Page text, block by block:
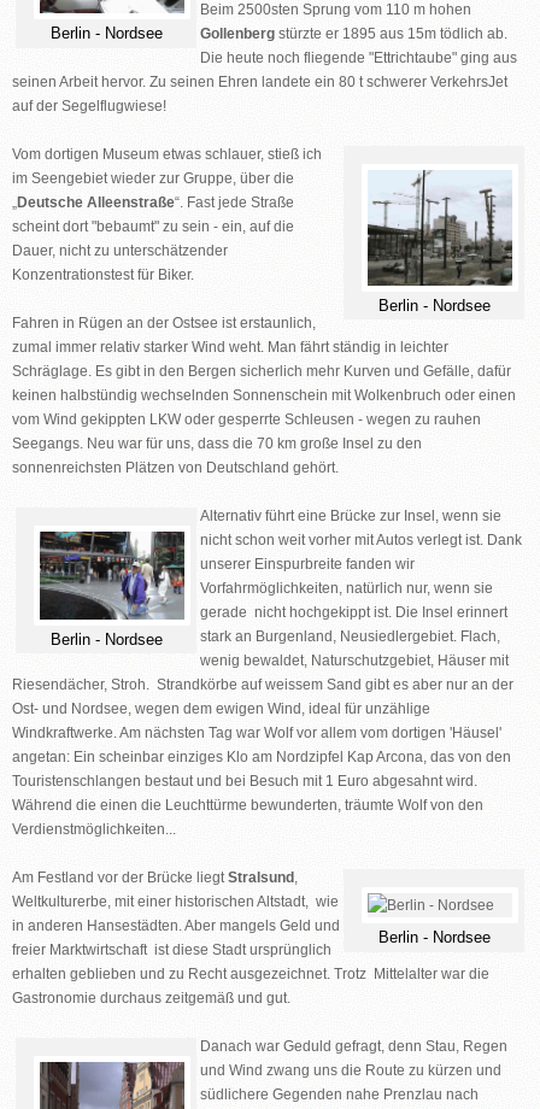
Berlin - Nordsee
Beim 2500sten Sprung vom 110 m hohen
Gollenberg stürzte er 1895 aus 15m tödlich ab.
Die heute noch fliegende "Ettrichtaube" ging aus
seinen Arbeit hervor. Zu seinen Ehren landete ein 80 t schwerer VerkehrsJet
auf der Segelflugwiese!
Berlin - Nordsee
Vom dortigen Museum etwas schlauer, stieß ich
im Seengebiet wieder zur Gruppe, über die
„Deutsche Alleenstraße“. Fast jede Straße
scheint dort "bebaumt" zu sein - ein, auf die
Dauer, nicht zu unterschätzender
Konzentrationstest für Biker.
Fahren in Rügen an der Ostsee ist erstaunlich,
zumal immer relativ starker Wind weht. Man fährt ständig in leichter
Schräglage. Es gibt in den Bergen sicherlich mehr Kurven und Gefälle, dafür
keinen halbstündig wechselnden Sonnenschein mit Wolkenbruch oder einen
vom Wind gekippten LKW oder gesperrte Schleusen - wegen zu rauhen
Seegangs. Neu war für uns, dass die 70 km große Insel zu den
sonnenreichsten Plätzen von Deutschland gehört.
Berlin - Nordsee
Alternativ führt eine Brücke zur Insel, wenn sie
nicht schon weit vorher mit Autos verlegt ist. Dank
unserer Einspurbreite fanden wir
Vorfahrmöglichkeiten, natürlich nur, wenn sie
gerade nicht hochgekippt ist. Die Insel erinnert
stark an Burgenland, Neusiedlergebiet. Flach,
wenig bewaldet, Naturschutzgebiet, Häuser mit
Riesendächer, Stroh. Strandkörbe auf weissem Sand gibt es aber nur an der
Ost- und Nordsee, wegen dem ewigen Wind, ideal für unzählige
Windkraftwerke. Am nächsten Tag war Wolf vor allem vom dortigen 'Häusel'
angetan: Ein scheinbar einziges Klo am Nordzipfel Kap Arcona, das von den
Touristenschlangen bestaut und bei Besuch mit 1 Euro abgesahnt wird.
Während die einen die Leuchttürme bewunderten, träumte Wolf von den
Verdienstmöglichkeiten...
Berlin - Nordsee
Am Festland vor der Brücke liegtStralsund ,
Weltkulturerbe, mit einer historischen Altstadt, wie
in anderen Hansestädten. Aber mangels Geld und
freier Marktwirtschaft ist diese Stadt ursprünglich
erhalten geblieben und zu Recht ausgezeichnet. Trotz Mittelalter war die
Gastronomie durchaus zeitgemäß und gut.
Danach war Geduld gefragt, denn Stau, Regen
und Wind zwang uns die Route zu kürzen und
südlichere Gegenden nahe Prenzlau nach